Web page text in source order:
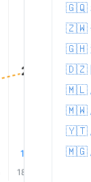
21.0°
1% 降雨
18.0 km/h
1%
↑
🇬🇶
🇿🇼
🇬🇭
🇩🇿
🇲🇱
🇲🇼
🇾🇹
🇲🇬